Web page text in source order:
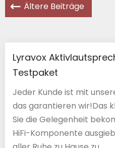
Ältere Beiträge
Lyravox
Testpaket
Jeder Kunde ist mit
das garantieren wir!Das
Sie die Gelegenheit
HiFi-Komponente